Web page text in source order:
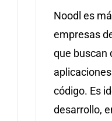
Noodl es
empresas
que buscan
código. Es
desarrollo,